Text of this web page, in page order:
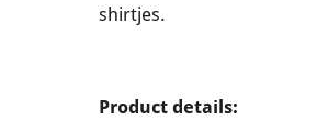
shirtjes.
Product details: